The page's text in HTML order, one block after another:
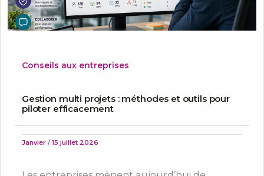
Conseils aux entreprises
Gestion multi projets : méthodes et outils pour
piloter efficacement
Janvier /15 juillet 2026